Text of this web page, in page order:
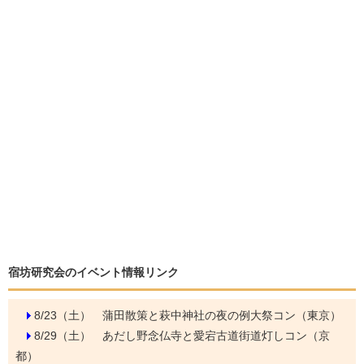
宿坊研究会のイベント情報リンク
8/23（土） 蒲田散策と萩中神社の夜の例大祭コン（東京）
8/29（土） あだし野念仏寺と愛宕古道街道灯しコン（京
都）